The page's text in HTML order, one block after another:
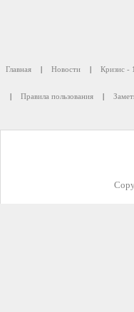
Главная | Новости | Кризис -
| Правила пользования |